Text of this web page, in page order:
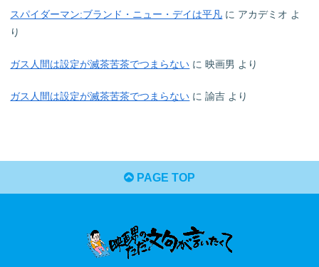
スパイダーマン:ブランド・ニュー・デイは平凡 に アカデミオ よ
り
ガス人間は設定が滅茶苦茶でつまらない に映画男 より
ガス人間は設定が滅茶苦茶でつまらない に諭吉 より
PAGE TOP